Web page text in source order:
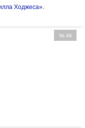
Ходжеса»
№ 46